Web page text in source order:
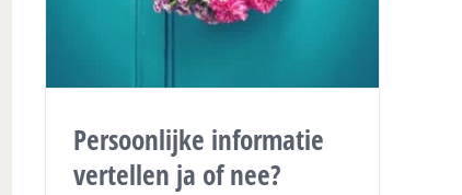
Persoonlijke informatie
vertellen ja of nee?